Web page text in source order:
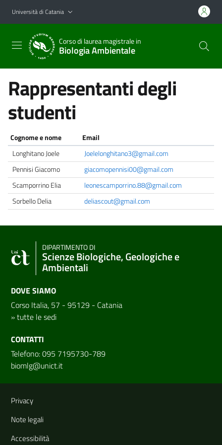
Vai al contenuto principale
Vai al menu di navigazione
Università di Catania
Corso di laurea magistrale in
Biologia Ambientale
Rappresentanti degli
studenti
Cognome e nome
Email
Longhitano Joele
Joelelonghitano3@gmail.com
Pennisi Giacomo
giacomopennisi00@gmail.com
Scamporrino Elia
leonescamporrino.88@gmail.com
Sorbello Delia
deliascout@gmail.com
DIPARTIMENTO DI
Scienze Biologiche, Geologiche e
Ambientali
DOVE SIAMO
Corso Italia, 57 - 95129 - Catania
»tutte le sedi
CONTATTI
Telefono: 095 7195730-789
biomlg@unict.it
Link e informazioni utili
Privacy
Note legali
Accessibilità